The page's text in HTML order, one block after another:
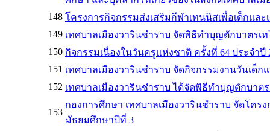
148 โครงการกิจกรรมส่งเสริมกีฬาเทนนิสเพื่อเด็กและ
149 เทศบาลเมืองวารินชำราบ จัดพิธีทำบุญตักบาตรเ
150 กิจกรรมเนื่องในวันครูแห่งชาติ ครั้งที่ 64 ประจำ
151 เทศบาลเมืองวารินชำราบ จัดกิจกรรมงานวันเด็ก
152 เทศบาลเมืองวารินชำราบ ได้จัดพิธีทำบุญตักบาต
153
กองการศึกษา เทศบาลเมืองวารินชำราบ จัดโค
มัธยมศึกษาปีที่ 3